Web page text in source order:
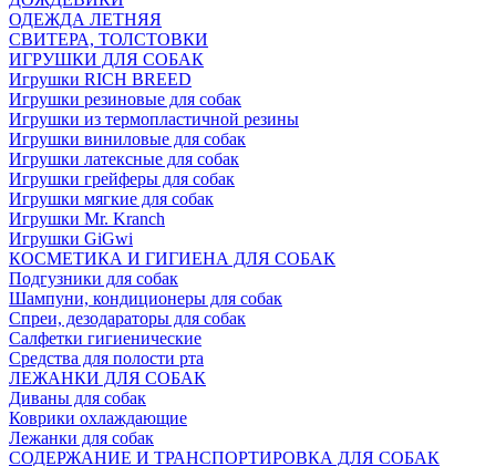
ОДЕЖДА ЛЕТНЯЯ
СВИТЕРА, ТОЛСТОВКИ
ИГРУШКИ ДЛЯ СОБАК
Игрушки RICH BREED
Игрушки резиновые для собак
Игрушки из термопластичной резины
Игрушки виниловые для собак
Игрушки латексные для собак
Игрушки грейферы для собак
Игрушки мягкие для собак
Игрушки Mr. Kranch
Игрушки GiGwi
КОСМЕТИКА И ГИГИЕНА ДЛЯ СОБАК
Подгузники для собак
Шампуни, кондиционеры для собак
Спреи, дезодараторы для собак
Салфетки гигиенические
Средства для полости рта
ЛЕЖАНКИ ДЛЯ СОБАК
Диваны для собак
Коврики охлаждающие
Лежанки для собак
СОДЕРЖАНИЕ И ТРАНСПОРТИРОВКА ДЛЯ СОБАК